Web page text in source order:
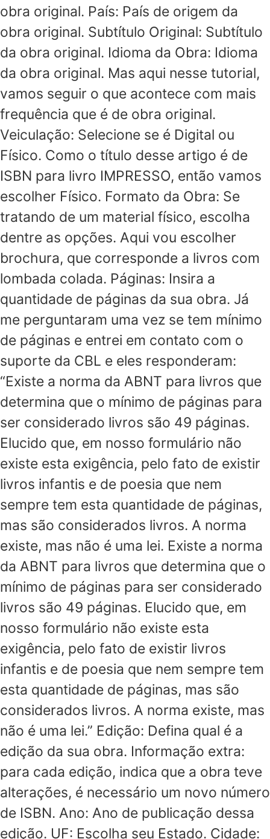
obra original. País: País de origem da
obra original. Subtítulo Original: Subtítulo
da obra original. Idioma da Obra: Idioma
da obra original. Mas aqui nesse tutorial,
vamos seguir o que acontece com mais
frequência que é de obra original.
Veiculação: Selecione se é Digital ou
Físico. Como o título desse artigo é de
ISBN para livro IMPRESSO, então vamos
escolher Físico. Formato da Obra: Se
tratando de um material físico, escolha
dentre as opções. Aqui vou escolher
brochura, que corresponde a livros com
lombada colada. Páginas: Insira a
quantidade de páginas da sua obra. Já
me perguntaram uma vez se tem mínimo
de páginas e entrei em contato com o
suporte da CBL e eles responderam:
“Existe a norma da ABNT para livros que
determina que o mínimo de páginas para
ser considerado livros são 49 páginas.
Elucido que, em nosso formulário não
existe esta exigência, pelo fato de existir
livros infantis e de poesia que nem
sempre tem esta quantidade de páginas,
mas são considerados livros. A norma
existe, mas não é uma lei. Existe a norma
da ABNT para livros que determina que o
mínimo de páginas para ser considerado
livros são 49 páginas. Elucido que, em
nosso formulário não existe esta
exigência, pelo fato de existir livros
infantis e de poesia que nem sempre tem
esta quantidade de páginas, mas são
considerados livros. A norma existe, mas
não é uma lei.” Edição: Defina qual é a
edição da sua obra. Informação extra:
para cada edição, indica que a obra teve
alterações, é necessário um novo número
de ISBN. Ano: Ano de publicação dessa
edição. UF: Escolha seu Estado. Cidade: